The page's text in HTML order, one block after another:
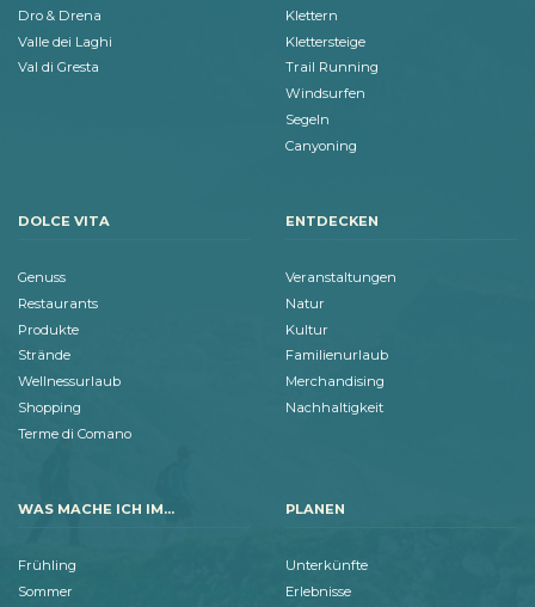
Dro & Drena
Valle dei Laghi
Val di Gresta
Klettern
Klettersteige
Trail Running
Windsurfen
Segeln
Canyoning
DOLCE VITA
Genuss
Restaurants
Produkte
Strände
Wellnessurlaub
Shopping
Terme di Comano
ENTDECKEN
Veranstaltungen
Natur
Kultur
Familienurlaub
Merchandising
Nachhaltigkeit
WAS MACHE ICH IM...
Frühling
Sommer
PLANEN
Unterkünfte
Erlebnisse